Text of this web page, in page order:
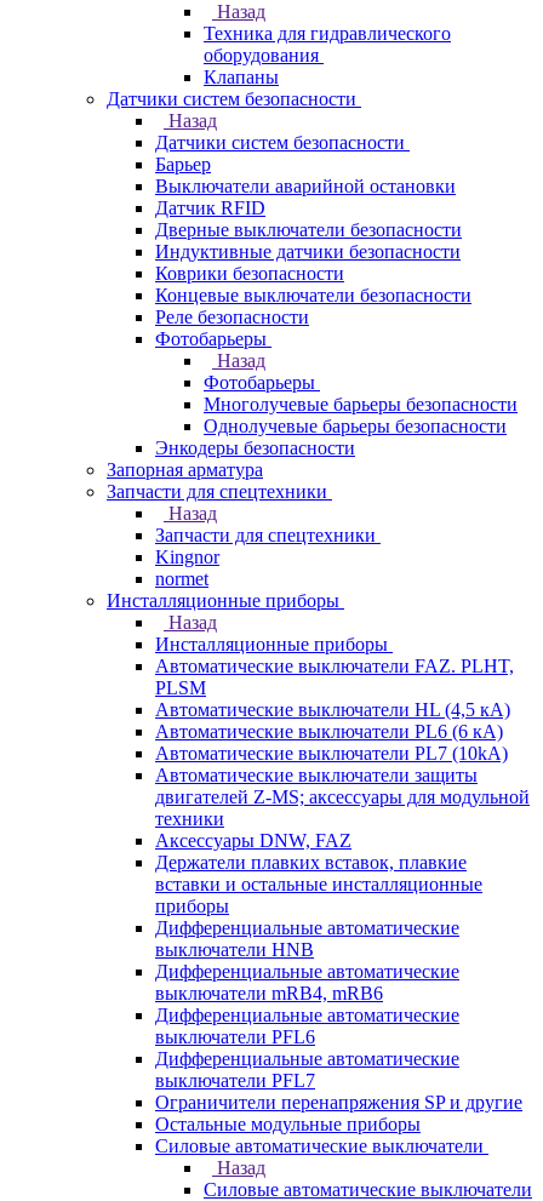
Назад
Техника для гидравлического
оборудования
Клапаны
Датчики систем безопасности
Назад
Датчики систем безопасности
Барьер
Выключатели аварийной остановки
Датчик RFID
Дверные выключатели безопасности
Индуктивные датчики безопасности
Коврики безопасности
Концевые выключатели безопасности
Реле безопасности
Фотобарьеры
Назад
Фотобарьеры
Многолучевые барьеры безопасности
Однолучевые барьеры безопасности
Энкодеры безопасности
Запорная арматура
Запчасти для спецтехники
Назад
Запчасти для спецтехники
Kingnor
normet
Инсталляционные приборы
Назад
Инсталляционные приборы
Автоматические выключатели FAZ. PLHT,
PLSM
Автоматические выключатели HL (4,5 кА)
Автоматические выключатели PL6 (6 кА)
Автоматические выключатели PL7 (10kA)
Автоматические выключатели защиты
двигателей Z-MS; аксессуары для модульной
техники
Аксессуары DNW, FAZ
Держатели плавких вставок, плавкие
вставки и остальные инсталляционные
приборы
Дифференциальные автоматические
выключатели HNB
Дифференциальные автоматические
выключатели mRB4, mRB6
Дифференциальные автоматические
выключатели PFL6
Дифференциальные автоматические
выключатели PFL7
Ограничители перенапряжения SP и другие
Остальные модульные приборы
Силовые автоматические выключатели
Назад
Силовые автоматические выключатели